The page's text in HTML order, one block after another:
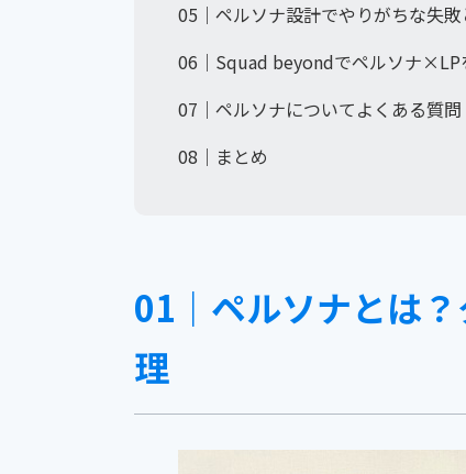
05｜ペルソナ設計でやりがちな失
06｜Squad beyondでペルソナ×LP
07｜ペルソナについてよくある質問
08｜まとめ
01｜ペルソナとは
理